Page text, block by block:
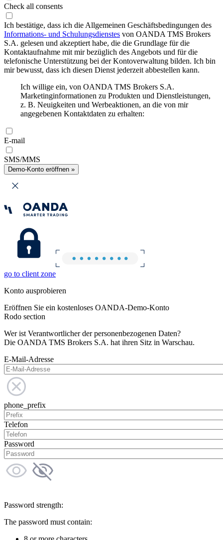
Check all consents
Ich bestätige, dass ich die Allgemeinen Geschäftsbedingungen des
Informations- und Schulungsdienstes von OANDA TMS Brokers
S.A. gelesen und akzeptiert habe, die die Grundlage für die
Kontaktaufnahme mit mir bezüglich des Angebots und für die
telefonische Unterstützung bei der Kontoverwaltung bilden. Ich bin
mir bewusst, dass ich diesen Dienst jederzeit abbestellen kann.
Ich willige ein, von OANDA TMS Brokers S.A.
Marketinginformationen zu Produkten und Dienstleistungen,
z. B. Neuigkeiten und Werbeaktionen, an die von mir
angegebenen Kontaktdaten zu erhalten:
E-mail
SMS/MMS
Demo-Konto eröffnen »
go to client zone
Konto ausprobieren
Eröffnen Sie ein kostenloses OANDA-Demo-Konto
Rodo section
Wer ist Verantwortlicher der personenbezogenen Daten?
Die OANDA TMS Brokers S.A. hat ihren Sitz in Warschau.
E-Mail-Adresse
phone_prefix
Telefon
Password
Password strength:
The password must contain: